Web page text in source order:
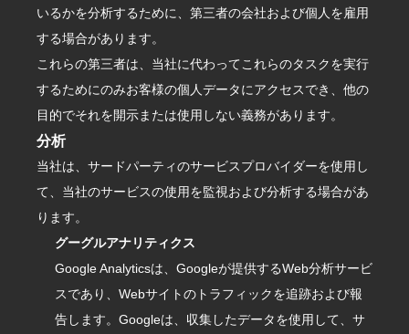
いるかを分析するために、第三者の会社および個人を雇用
する場合があります。
これらの第三者は、当社に代わってこれらのタスクを実行
するためにのみお客様の個人データにアクセスでき、他の
目的でそれを開示または使用しない義務があります。
分析
当社は、サードパーティのサービスプロバイダーを使用し
て、当社のサービスの使用を監視および分析する場合があ
ります。
グーグルアナリティクス
Google Analyticsは、Googleが提供するWeb分析サービ
スであり、Webサイトのトラフィックを追跡および報
告します。Googleは、収集したデータを使用して、サ